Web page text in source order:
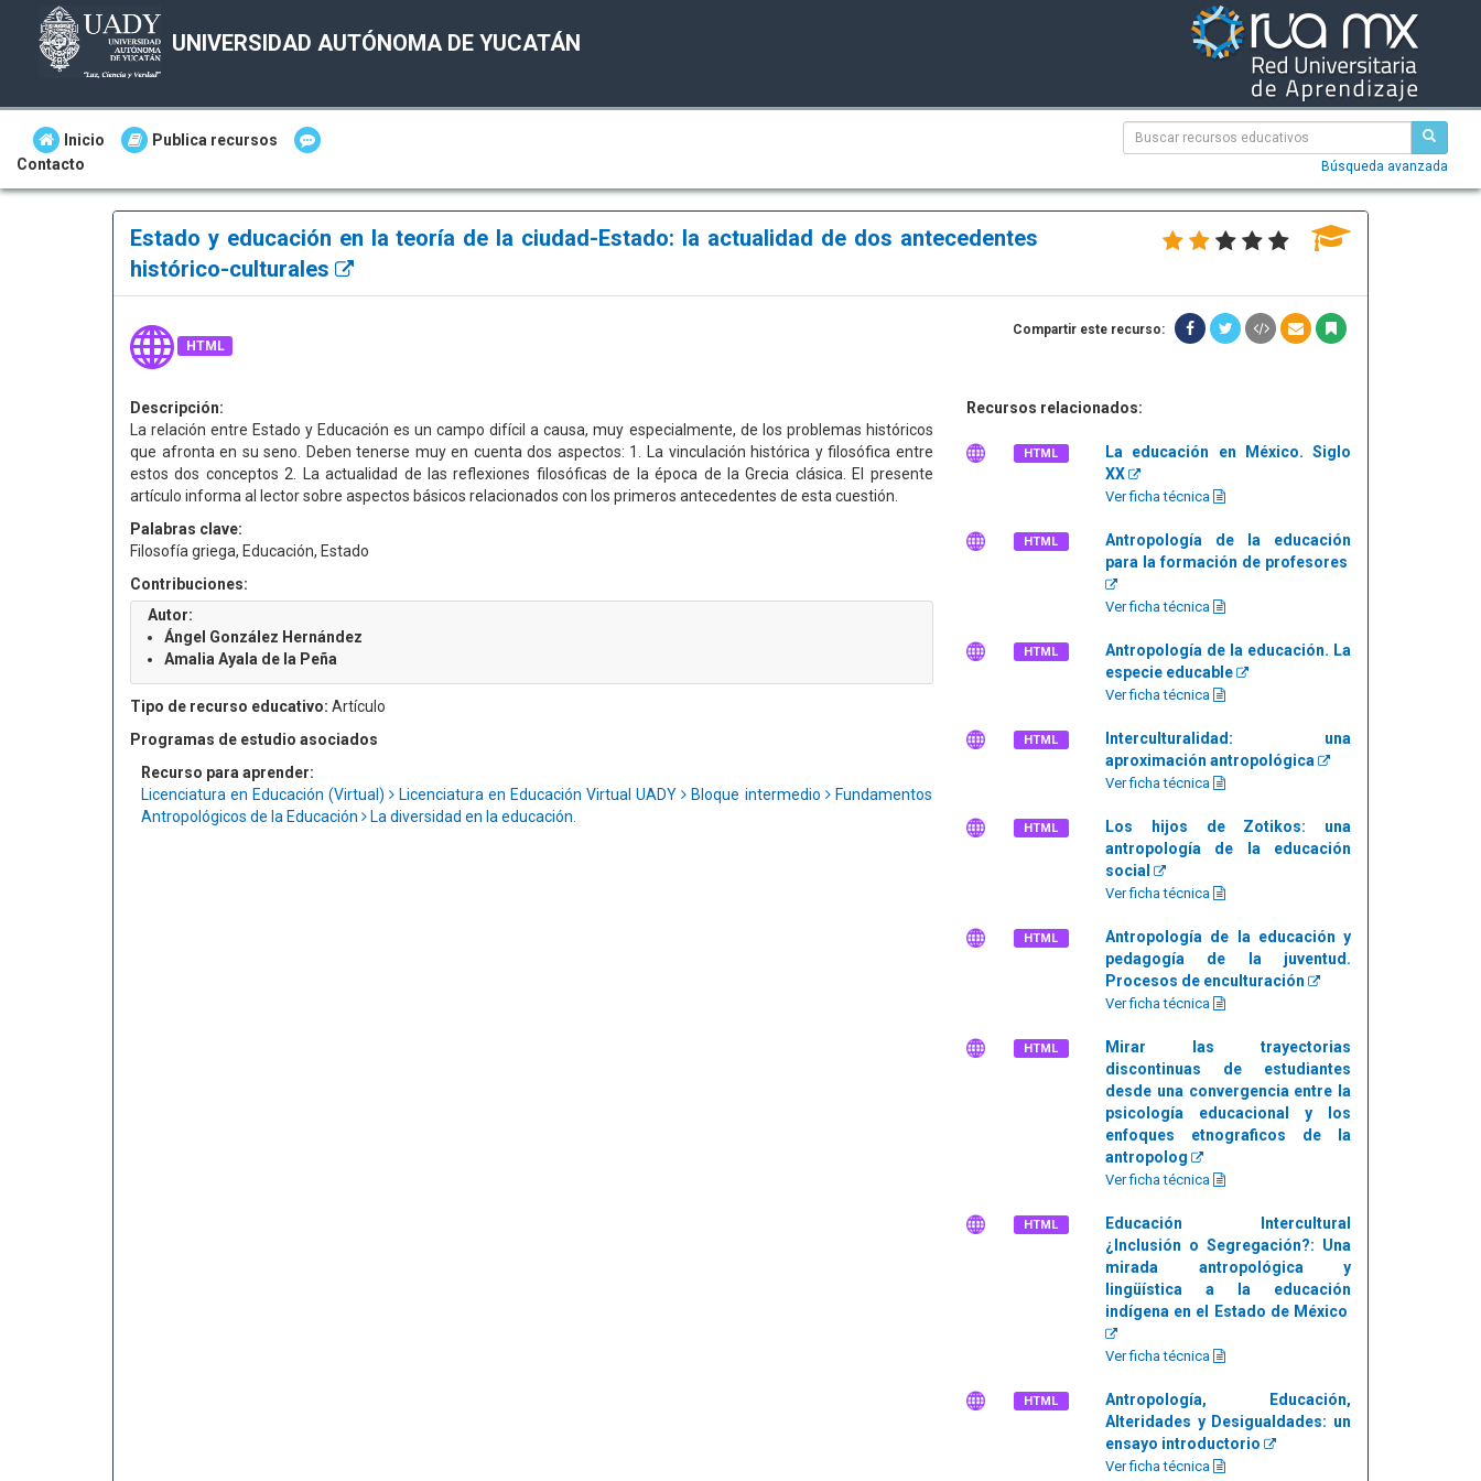
UNIVERSIDAD AUTÓNOMA DE YUCATÁN
Inicio
Publica recursos
Contacto
Búsqueda avanzada
Estado y educación en la teoría de la ciudad-Estado: la actualidad de dos antecedentes
histórico-culturales
HTML
Compartir este recurso:
Descripción:
La relación entre Estado y Educación es un campo difícil a causa, muy especialmente, de los problemas históricos
que afronta en su seno. Deben tenerse muy en cuenta dos aspectos: 1. La vinculación histórica y filosófica entre
estos dos conceptos 2. La actualidad de las reflexiones filosóficas de la época de la Grecia clásica. El presente
artículo informa al lector sobre aspectos básicos relacionados con los primeros antecedentes de esta cuestión.
Palabras clave:
Filosofía griega, Educación, Estado
Contribuciones:
Autor:
Ángel González Hernández
Amalia Ayala de la Peña
Tipo de recurso educativo: Artículo
Programas de estudio asociados
Recurso para aprender:
Licenciatura en Educación (Virtual)
Licenciatura en Educación Virtual UADY Bloque intermedio
Fundamentos
Antropológicos de la Educación
La diversidad en la educación.
Recursos relacionados:
HTML
La educación en México. Siglo
XX
Ver ficha técnica
HTML
Antropología de la educación
para la formación de profesores
Ver ficha técnica
HTML
Antropología de la educación. La
especie educable
Ver ficha técnica
HTML
Interculturalidad: una
aproximación antropológica
Ver ficha técnica
HTML
Los hijos de Zotikos: una
antropología de la educación
social
Ver ficha técnica
HTML
Antropología de la educación y
pedagogía de la juventud.
Procesos de enculturación
Ver ficha técnica
HTML
Mirar las trayectorias
discontinuas de estudiantes
desde una convergencia entre la
psicología educacional y los
enfoques etnograficos de la
antropolog
Ver ficha técnica
HTML
Educación Intercultural
¿Inclusión o Segregación?: Una
mirada antropológica y
lingüística a la educación
indígena en el Estado de México
Ver ficha técnica
HTML
Antropología, Educación,
Alteridades y Desigualdades: un
ensayo introductorio
Ver ficha técnica